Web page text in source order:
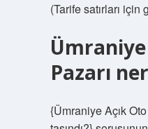
(Tarife satırları için
Ümraniye
Pazarı
{Ümraniye Açık